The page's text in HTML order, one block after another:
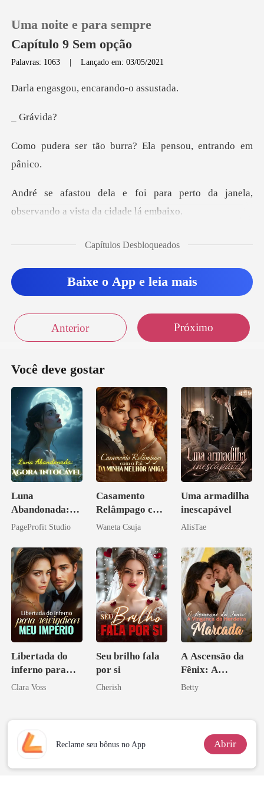
Loja
Histórico
Sair
Uma noite e para sempre
Capítulo 9 Sem opção
Palavras: 1063 |Lançado em: 03/05/2021
u, encarando-
ráv
burra? Ela pensou,
ra perto da janela,
observando
carregando um filho meu
s temos em comum
Capítulos Desbloqueados
Baixe o App e leia mais
Anterior Próximo
Você deve gostar
Luna
Abandonada:
Agora Intocável
PageProfit Studio
Casamento
Relâmpago com
o Pai da Minha
Waneta Csuja
Uma armadilha
inescapável
AlisTae
Libertada do
inferno para
reivindicar meu
Clara Voss
Seu brilho fala
por si
Cherish
A Ascensão da
Fênix: A
Vingança da
Betty
Reclame seu bônus no App Abrir